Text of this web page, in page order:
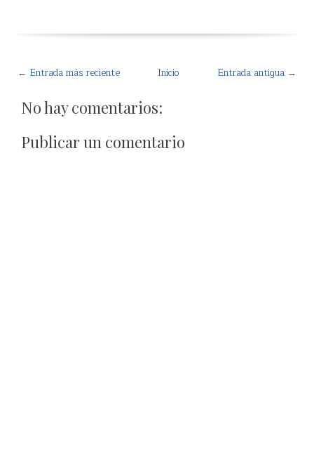
← Entrada más reciente Entrada antigua →
Inicio
No hay comentarios:
Publicar un comentario